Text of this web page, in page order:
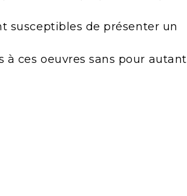
susceptibles de présenter un
ces oeuvres sans pour autant